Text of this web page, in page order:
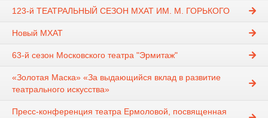
123-й ТЕАТРАЛЬНЫЙ СЕЗОН МХАТ ИМ. М. ГОРЬКОГО
Новый МХАТ
63-й сезон Московского театра "Эрмитаж"
«Золотая Маска» «За выдающийся вклад в развитие
театрального искусства»
Пресс-конференция театра Ермоловой, посвященная